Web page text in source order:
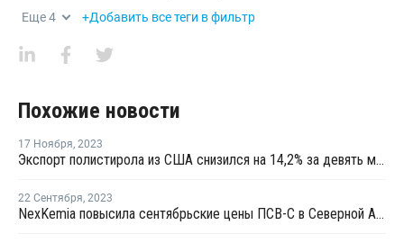
Еще4 +Добавить все теги в фильтр
Похожие новости
17 Ноября, 2023
Экспорт полистирола из США снизился на 14,2% за девять месяцев
22 Сентября, 2023
NexKemia повысила сентябрьские цены ПСВ-С в Северной Америке